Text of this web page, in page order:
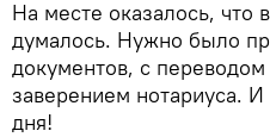
На месте оказалось, что
думалось. Нужно было
документов, с
заверением нотариуса.
дня!